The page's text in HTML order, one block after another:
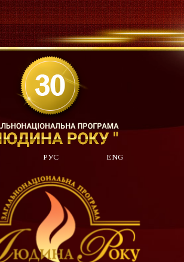
РУС ENG